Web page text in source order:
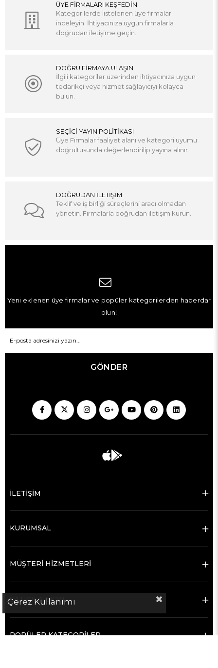
ÜYE FİRMALARI KEŞFEDİN
Kategorilerde listelenen üye firmaları
inceleyin. İhtiyacınıza uygun firmalarla
doğrudan iletişime geçin.
DOĞRU FİRMAYA ULAŞIN
İlgili kategoriler üzerinden ihtiyacınıza uygun
tedarikçi veya hizmet sağlayıcıyı kolayca
bulun.
SEÇİCİ YAYIN POLİTİKASI
Üye Firmalar faaliyet alanı ve kategori uyumu
doğrultusunda değerlendirilip yayına alınır.
DOĞRUDAN İLETİŞİM
Teklif ve iş birliği süreçlerini aracı olmadan
yönetin. Firmalarla doğrudan iletişim kurun.
Yeni eklenen üye firmalar ve popüler kategorilerden haberdar
olun!
GÖNDER
İLETİŞİM
KURUMSAL
MÜŞTERİ HİZMETLERİ
SATICILAR İÇİN
POPÜLER KATEGORİLER
Çerez Kullanımı